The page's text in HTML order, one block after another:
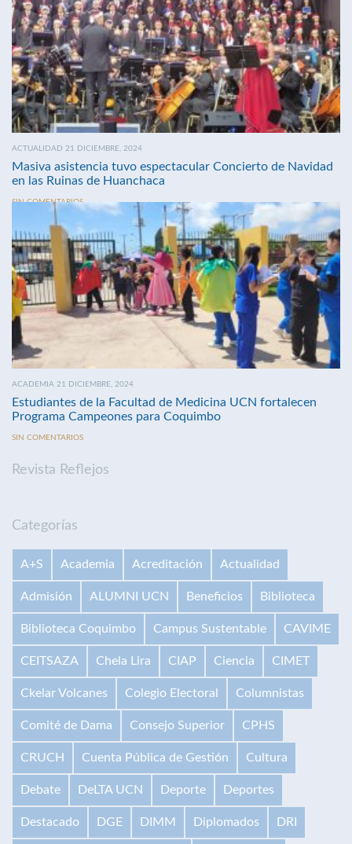
ACTUALIDAD 21 DICIEMBRE, 2024
Masiva asistencia tuvo espectacular Concierto de Navidad
en las Ruinas de Huanchaca
SIN COMENTARIOS
ACADEMIA 21 DICIEMBRE, 2024
Estudiantes de la Facultad de Medicina UCN fortalecen
Programa Campeones para Coquimbo
SIN COMENTARIOS
Revista Reflejos
Categorías
A+S Academia Acreditación Actualidad
Admisión ALUMNI UCN Beneficios Biblioteca
Biblioteca Coquimbo Campus Sustentable CAVIME
CEITSAZA Chela Lira CIAP Ciencia CIMET
Ckelar Volcanes Colegio Electoral Columnistas
Comité de Dama Consejo Superior CPHS
CRUCH Cuenta Pública de Gestión Cultura
Debate DeLTA UCN Deporte Deportes
Destacado DGE DIMM Diplomados DRI